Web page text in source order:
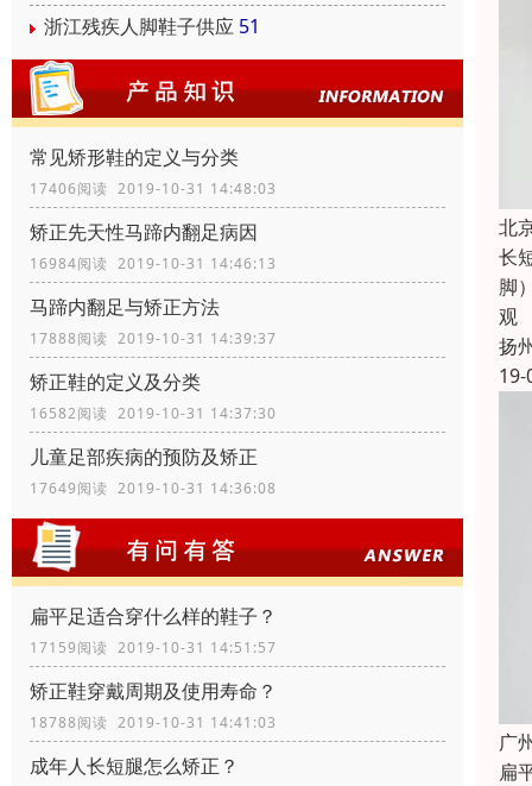
浙江残疾人脚鞋子供应 51
常见矫形鞋的定义与分类
17406阅读 2019-10-31 14:48:03
矫正先天性马蹄内翻足病因
16984阅读 2019-10-31 14:46:13
马蹄内翻足与矫正方法
17888阅读 2019-10-31 14:39:37
矫正鞋的定义及分类
16582阅读 2019-10-31 14:37:30
儿童足部疾病的预防及矫正
17649阅读 2019-10-31 14:36:08
扁平足适合穿什么样的鞋子？
17159阅读 2019-10-31 14:51:57
矫正鞋穿戴周期及使用寿命？
18788阅读 2019-10-31 14:41:03
成年人长短腿怎么矫正？
北
长
脚
观
扬
19-
广
扁